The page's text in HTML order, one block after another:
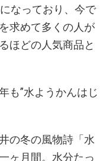
なっており、今で
求めて多くの人が
ほどの人気商品と
も”水ようかんはじ
の冬の風物詩「水
ヶ月間。水分たっ